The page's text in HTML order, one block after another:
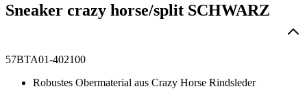
Sneaker crazy horse/split SCHWARZ
57BTA01-402100
Robustes Obermaterial aus Crazy Horse Rindsleder